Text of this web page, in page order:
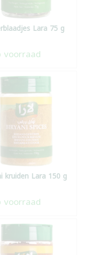
Lara 75 g
voorraad
kruiden Lara 150 g
voorraad